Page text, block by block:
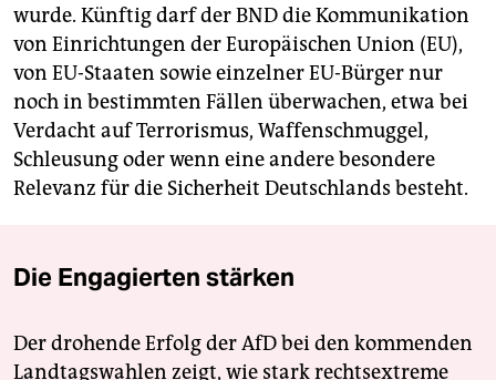
wurde. Künftig darf der BND die Kommunikation
von Einrichtungen der Europäischen Union (EU),
von EU-Staaten sowie einzelner EU-Bürger nur
noch in bestimmten Fällen überwachen, etwa bei
Verdacht auf Terrorismus, Waffenschmuggel,
Schleusung oder wenn eine andere besondere
Relevanz für die Sicherheit Deutschlands besteht.
Die Engagierten stärken
Der drohende Erfolg der AfD bei den kommenden
Landtagswahlen zeigt, wie stark rechtsextreme